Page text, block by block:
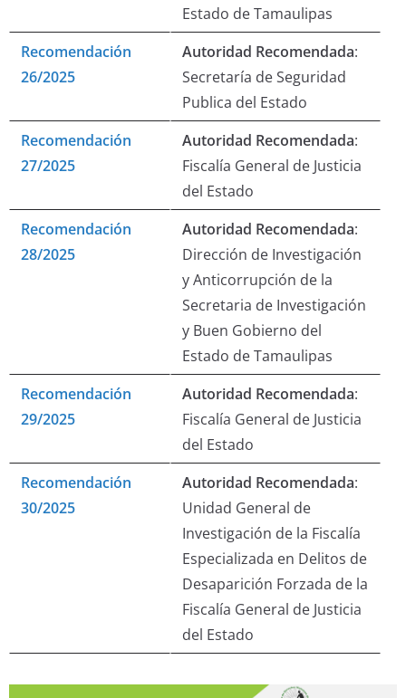
Estado de Tamaulipas
Recomendación
26/2025
Autoridad Recomendada:
Secretaría de Seguridad
Publica del Estado
Recomendación
27/2025
Autoridad Recomendada:
Fiscalía General de Justicia
del Estado
Recomendación
28/2025
Autoridad Recomendada:
Dirección de Investigación
y Anticorrupción de la
Secretaria de Investigación
y Buen Gobierno del
Estado de Tamaulipas
Recomendación
29/2025
Autoridad Recomendada:
Fiscalía General de Justicia
del Estado
Recomendación
30/2025
Autoridad Recomendada:
Unidad General de
Investigación de la Fiscalía
Especializada en Delitos de
Desaparición Forzada de la
Fiscalía General de Justicia
del Estado